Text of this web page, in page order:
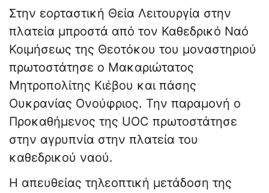
Στην εορταστική Θεία Λειτουργία στην
πλατεία μπροστά από τον Καθεδρικό Ναό
Κοιμήσεως της Θεοτόκου του μοναστηριού
πρωτοστάτησε ο Μακαριώτατος
Μητροπολίτης Κιέβου και πάσης
Ουκρανίας Ονούφριος. Την παραμονή ο
Προκαθήμενος της UOC πρωτοστάτησε
στην αγρυπνία στην πλατεία του
καθεδρικού ναού.
Η απευθείας τηλεοπτική μετάδοση της